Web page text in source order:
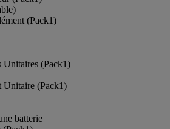
(Pack1)
Unitaires (Pack1)
Unitaire (Pack1)
batterie